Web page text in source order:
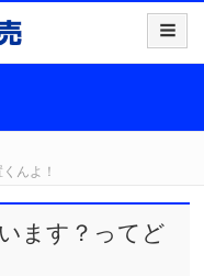
んよ！
ます？ってど